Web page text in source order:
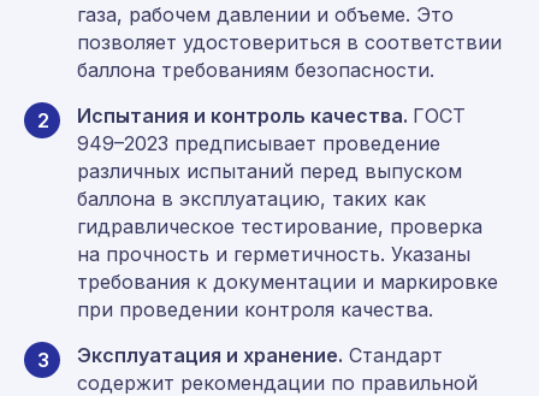
газа, рабочем давлении и объеме. Это
позволяет удостовериться в соответствии
баллона требованиям безопасности.
2 Испытания и контроль качества. ГОСТ
949–2023 предписывает проведение
различных испытаний перед выпуском
баллона в эксплуатацию, таких как
гидравлическое тестирование, проверка
на прочность и герметичность. Указаны
требования к документации и маркировке
при проведении контроля качества.
3 Эксплуатация и хранение. Стандарт
содержит рекомендации по правильной